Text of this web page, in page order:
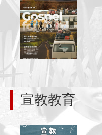
宣教教育